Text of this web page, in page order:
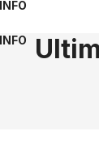
INFO
INFO